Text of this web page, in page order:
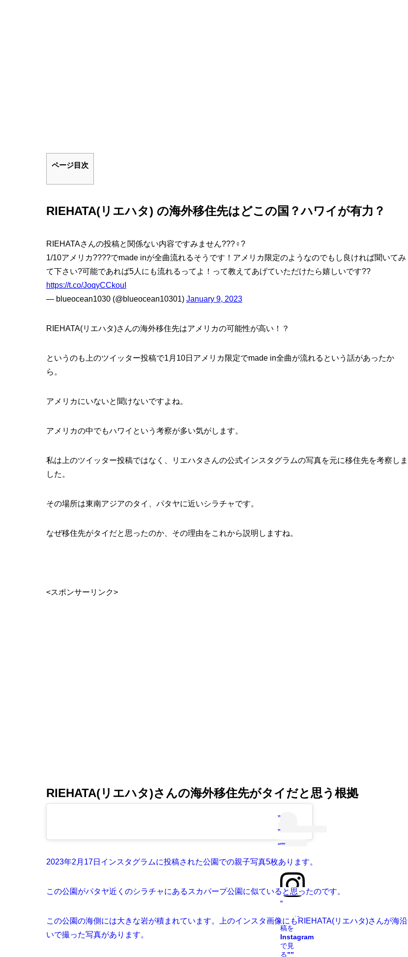
ページ目次
RIEHATA(リエハタ) の海外移住先はどこの国？ハワイが有力？
RIEHATAさんの投稿と関係ない内容ですみません???♀?
1/10アメリカ????でmade inが全曲流れるそうです！アメリカ限定のようなのでもし良ければ聞いてみ
て下さい?可能であれば5人にも流れるってよ！って教えてあげていただけたら嬉しいです??
https://t.co/JoqyCCkouI
— blueocean1030 (@blueocean10301) January 9, 2023
RIEHATA(リエハタ)さんの海外移住先はアメリカの可能性が高い！？
というのも上のツイッター投稿で1月10日アメリカ限定でmade in全曲が流れるという話があったか
ら。
アメリカにいないと聞けないですよね。
アメリカの中でもハワイという考察が多い気がします。
私は上のツイッター投稿ではなく、リエハタさんの公式インスタグラムの写真を元に移住先を考察しま
した。
その場所は東南アジアのタイ、パタヤに近いシラチャです。
なぜ移住先がタイだと思ったのか、その理由をこれから説明しますね。
<スポンサーリンク>
RIEHATA(リエハタ)さんの海外移住先がタイだと思う根拠
”
”
“””
”
“
この投
稿を
Instagram
で見
る””
2023年2月17日インスタグラムに投稿された公園での親子写真5枚あります。
この公園がパタヤ近くのシラチャにあるスカパープ公園に似ていると思ったのです。
この公園の海側には大きな岩が積まれています。上のインスタ画像にもRIEHATA(リエハタ)さんが海沿
いで撮った写真があります。